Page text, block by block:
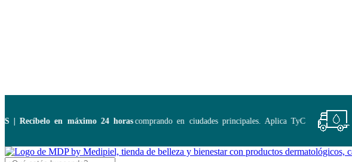
Recíbelo en máximo 24 horascomprando en ciudades principales. Aplica TyC